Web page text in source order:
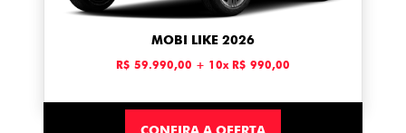
MOBI LIKE 2026
R$ 59.990,00 + 10x R$ 990,00